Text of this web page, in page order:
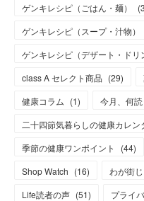
ゲンキレシピ（ごはん・麺）
(
ゲンキレシピ（スープ・汁物）
ゲンキレシピ（デザート・ドリ
class A セレクト商品 (29)
健康コラム (1) 今月、何読
二十四節気暮らしの健康カレン
季節の健康ワンポイント
(44)
Shop Watch (16) わが街
Life読者の声 (51) プライ